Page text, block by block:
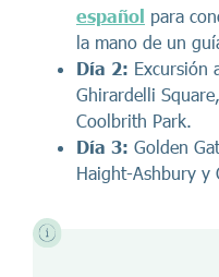
español para
la mano de un
Día 2: Excursión
Ghirardelli
Coolbrith Park.
Día 3: Golden
Haight-Ashbury y